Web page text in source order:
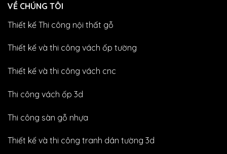
VỀ CHÚNG TÔI
Thiết kế Thi công nội thất gỗ
Thiết kế và thi công vách ốp tường
Thiết kế và thi công vách cnc
Thi công vách ốp 3d
Thi công sàn gỗ nhựa
Thiết kế và thi công tranh dán tường 3d